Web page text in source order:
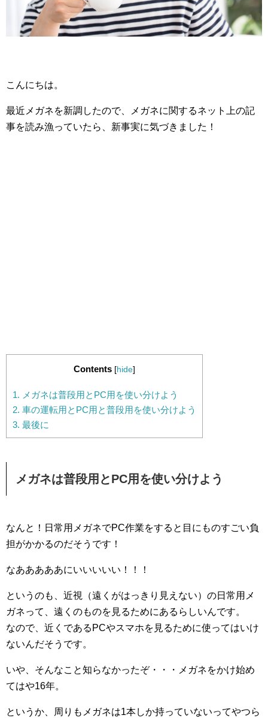
こんにちは。
最近メガネを新調したので、メガネに関するネット上の記
事を読み漁っていたら、新事実に気づきました！
Contents [hide]
1. メガネは普段用とPC用を使い分けよう
2. 車の運転用とPC用と普段用を使い分けよう
3. 最後に
メガネは普段用とPC用を使い分けよう
なんと！日常用メガネでPC作業をすると目にものすごい負
担がかかるのだそうです！
なあああああにいいいいい！！！
というのも、近視（遠くがはっきり見えない）の日常用メ
ガネって、遠くのものを見るためにあるらしいんです。
なので、近くであるPCやスマホを見るために使ってはいけ
ないんだそうです。
いや、そんなこと知らなかったぞ・・・メガネをかけ始め
てはや16年。
というか、周りもメガネは1本しか持っていないってやつら